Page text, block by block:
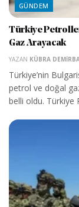
GÜNDEM
Türkiye
Gaz Arayacak
YAZAN KÜBRA
Türkiye’nin
petrol ve doğal
belli oldu. Türkiye